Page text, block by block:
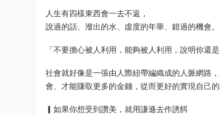
人生有四樣東西會一去不返，
說過的話、潑出的水、虛度的年華、錯過的機會。
「不要擔心被人利用，能夠被人利用，說明你還
社會就好像是一張由人際紐帶編織成的人脈網路
會、才能賺取更多的金錢，從而更好的實現自己的
▎如果你想受到讚美，就用謙遜去作誘餌